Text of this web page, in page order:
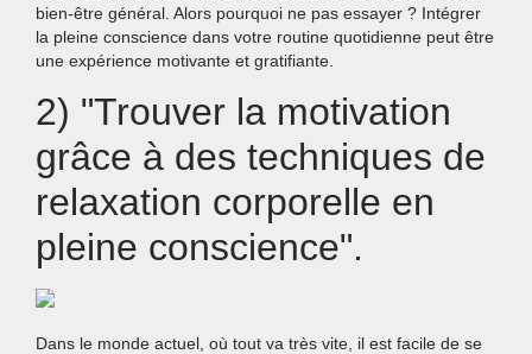
bien-être général. Alors pourquoi ne pas essayer ? Intégrer
la pleine conscience dans votre routine quotidienne peut être
une expérience motivante et gratifiante.
2) "Trouver la motivation
grâce à des techniques de
relaxation corporelle en
pleine conscience".
Dans le monde actuel, où tout va très vite, il est facile de se